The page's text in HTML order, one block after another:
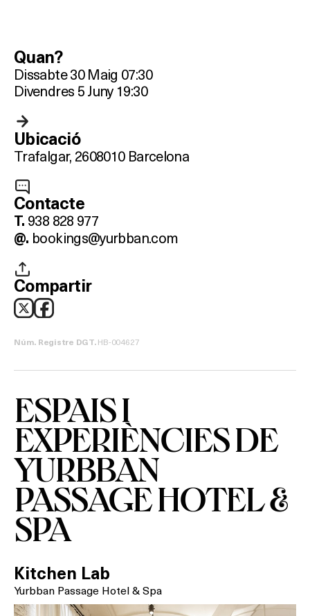
Quan?
Dissabte 30 Maig 07:30
Divendres 5 Juny 19:30
Ubicació
Trafalgar, 2608010 Barcelona
Contacte
T. 938 828 977
@. bookings@yurbban.com
Compartir
Núm. Registre DGT. HB-004627
ESPAIS I
EXPERIÈNCIES DE
YURBBAN
PASSAGE HOTEL &
SPA
Kitchen Lab
Yurbban Passage Hotel & Spa